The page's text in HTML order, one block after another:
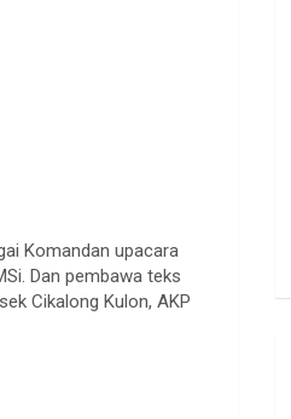
Komandan upacara
Dan pembawa teks
Cikalong Kulon, AKP